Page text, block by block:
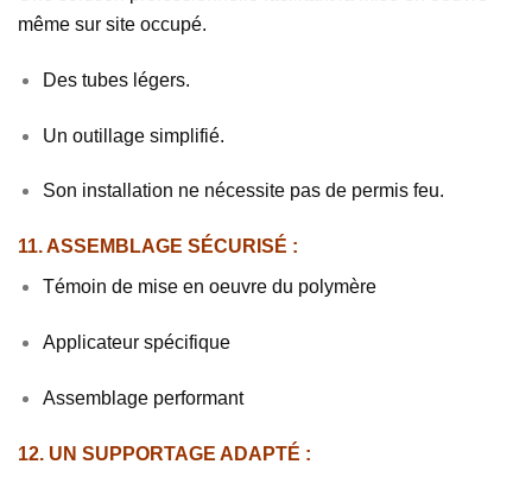
même sur site occupé.
Des tubes légers.
Un outillage simplifié.
Son installation ne nécessite pas de permis feu.
11. ASSEMBLAGE SÉCURISÉ :
Témoin de mise en oeuvre du polymère
Applicateur spécifique
Assemblage performant
12. UN SUPPORTAGE ADAPTÉ :